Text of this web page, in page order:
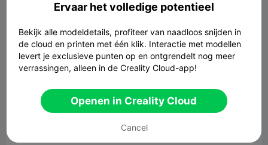
Puzzle Cube Brain-Teaser with Case
Ervaar het volledige potentieel
Bekijk alle modeldetails, profiteer van naadloos snijden in
de cloud en printen met één klik. Interactie met modellen
levert je exclusieve punten op en ontgrendelt nog meer
verrassingen, alleen in de Creality Cloud-app!
Openen in Creality Cloud
Cancel